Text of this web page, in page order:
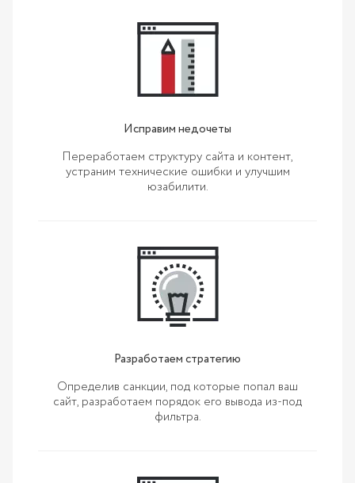
Исправим недочеты
Переработаем структуру сайта и контент,
устраним технические ошибки и улучшим
юзабилити.
Разработаем стратегию
Определив санкции, под которые попал ваш
сайт, разработаем порядок его вывода из-под
фильтра.